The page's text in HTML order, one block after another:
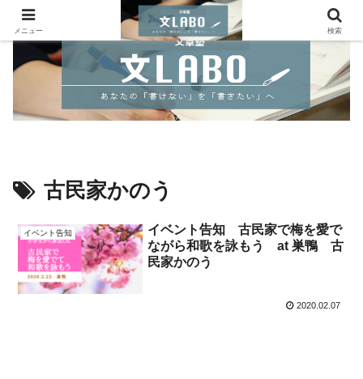
古民家かのう
イベント告知
イベント告知 古民家で梅を愛で
ながら和歌を詠もう at 巣鴨 古
民家かのう
2020.02.07
メニュー 検索